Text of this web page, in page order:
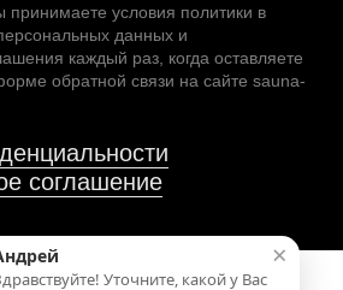
(Африка) SHP, 26х95 мм.,
принимаете условия политики в
данных и
каждый раз, когда оставляете
обратной связи на сайте sauna-
соглашение
×
Уточните, какой у Вас